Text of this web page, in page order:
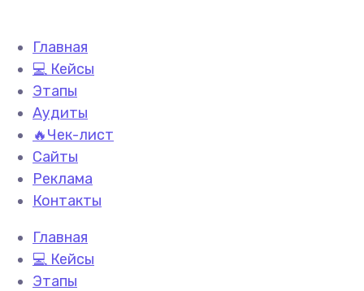
Главная
💻 Кейсы
Этапы
Аудиты
🔥Чек-лист
Сайты
Реклама
Контакты
Главная
💻 Кейсы
Этапы